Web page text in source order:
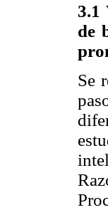
3.1
de
Se